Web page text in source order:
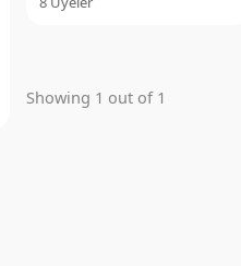
Showing 1 out of 1